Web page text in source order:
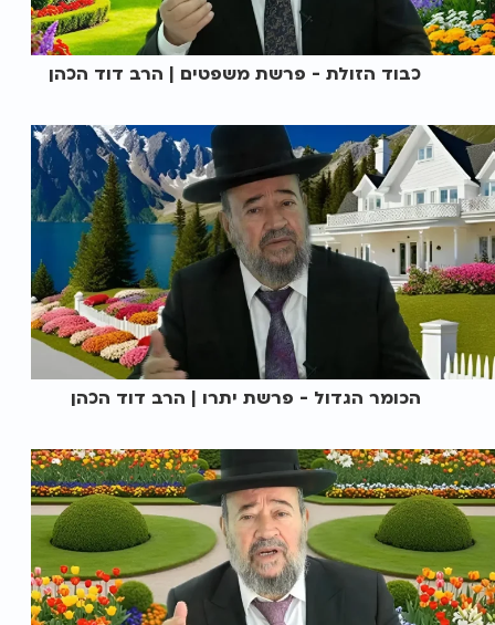
כבוד הזולת - פרשת משפטים | הרב דוד הכהן
הכומר הגדול - פרשת יתרו | הרב דוד הכהן